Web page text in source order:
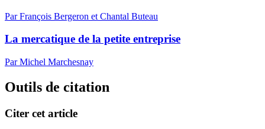
Par François Bergeron et Chantal Buteau
La mercatique de la petite entreprise
Par Michel Marchesnay
Outils de citation
Citer cet article